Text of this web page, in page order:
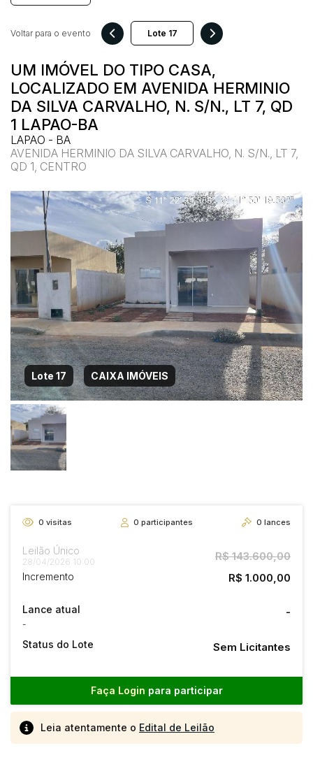
UM IMÓVEL DO TIPO CASA,
LOCALIZADO EM AVENIDA HERMINIO
DA SILVA CARVALHO, N. S/N., LT 7, QD
1 LAPAO-BA
LAPAO - BA
AVENIDA HERMINIO DA SILVA CARVALHO, N. S/N., LT 7,
QD 1, CENTRO
Voltar para o evento
Lote 17 CAIXA IMÓVEIS
0 visitas 0 participantes 0 lances
Leilão Único
28/04/2026 10:00 R$ 143.600,00
Incremento R$ 1.000,00
Lance atual
-
-
Status do Lote Sem Licitantes
Faça Login para participar
Leia atentamente o Edital de Leilão